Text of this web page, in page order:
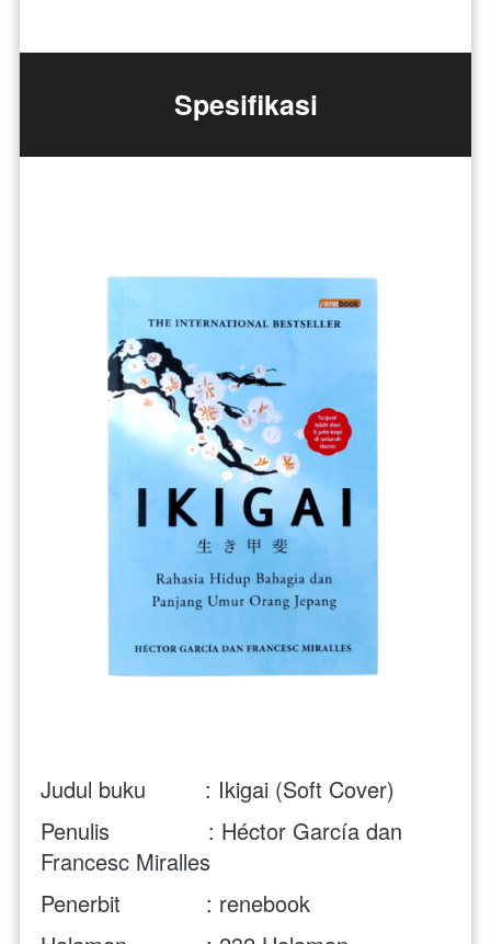
Spesifikasi
Judul buku         : Ikigai (Soft Cover)
Penulis               : Héctor García dan
Francesc Miralles
Penerbit             : renebook